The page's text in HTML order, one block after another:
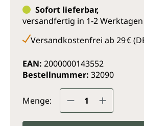
Sofort lieferbar,
versandfertig in 1-2 Werktagen
Versandkostenfrei ab 29 €
EAN: 2000000143552
Bestellnummer: 32090
Menge: Produkt